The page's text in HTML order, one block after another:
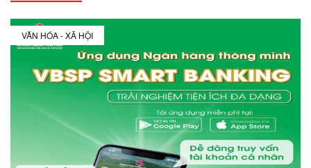
VĂN HÓA - XÃ HỘI